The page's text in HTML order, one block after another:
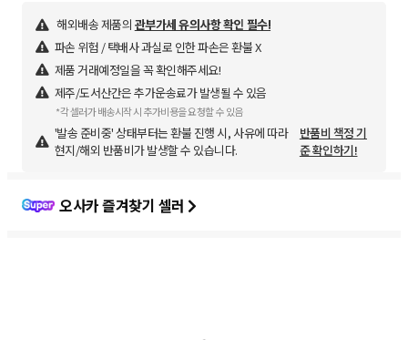
해외배송 제품의 관부가세 유의사항 확인 필수!
파손 위험 / 택배사 과실로 인한 파손은 환불 X
제품 거래예정일을 꼭 확인해주세요!
제주/도서산간은 추가운송료가 발생될 수 있음
*각 셀러가 배송시작 시 추가비용을 요청할 수 있음
'발송 준비중' 상태부터는 환불 진행 시, 사유에 따라
현지/해외 반품비가 발생할 수 있습니다.
반품비 책정 기
준 확인하기!
오사카 즐겨찾기 셀러